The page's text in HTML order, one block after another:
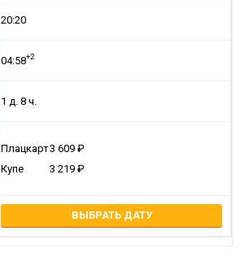
20:20
04:58+2
1 д. 8 ч.
Плацкарт3 609
Купе
3 219
ВЫБРАТЬ ДАТУ